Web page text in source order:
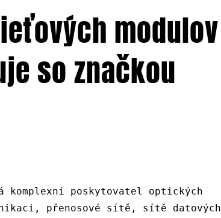
modulov
so značkou
komplexní poskytovatel optických
přenosové sítě, sítě datových